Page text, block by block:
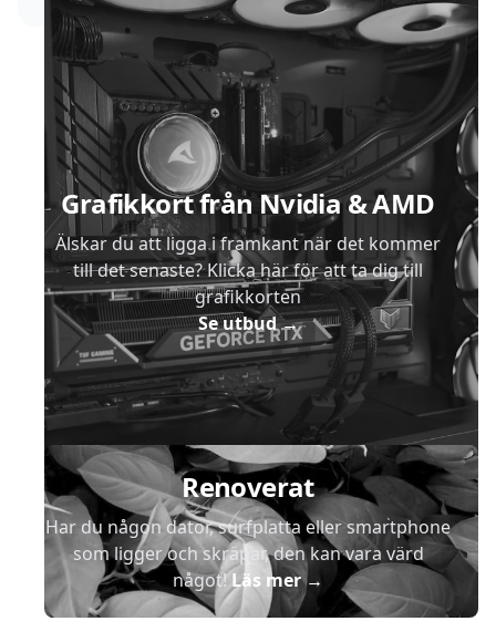
Grafikkort från Nvidia & AMD
Älskar du att ligga i framkant när det kommer
till det senaste? Klicka här för att ta dig till
grafikkorten
Se utbud→
Renoverat
Har du någon dator, surfplatta eller smartphone
som ligger och skräpar, den kan vara värd
något!Läs mer→